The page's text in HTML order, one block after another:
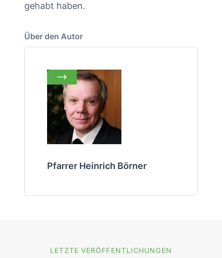
gehabt haben.
Über den Autor
Pfarrer Heinrich Börner
LETZTE VERÖFFENTLICHUNGEN